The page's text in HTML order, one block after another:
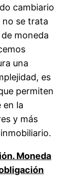
cambiario
no se trata
moneda
una
es
permiten
en la
y más
Moneda